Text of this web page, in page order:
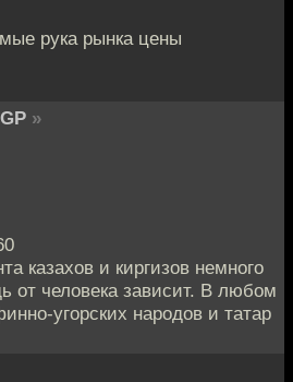
рука рынка цены
»
казахов и киргизов немного
от человека зависит. В любом
угорских народов и татар